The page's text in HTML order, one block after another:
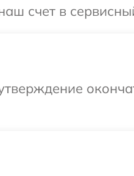
счет в